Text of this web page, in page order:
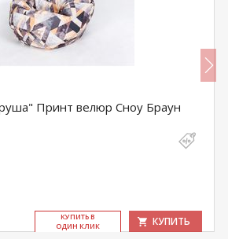
Принт велюр Сноу Браун
КУ­ПИТЬ В
ОДИН КЛИК
КУПИТЬ